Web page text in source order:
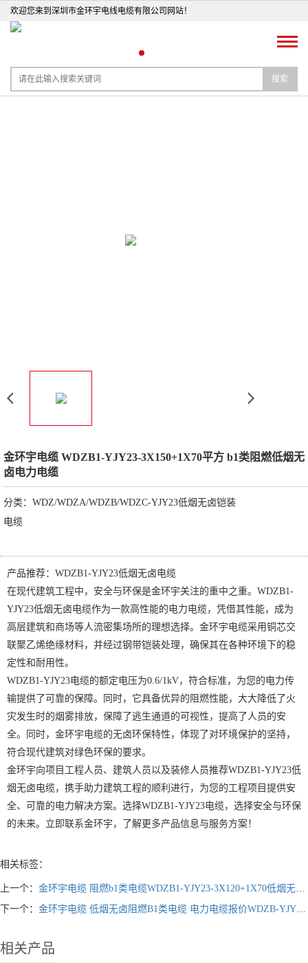
欢迎您来到深圳市金环宇电线电缆有限公司网站！
搜索
金环宇电缆 WDZB1-YJY23-3X150+1X70平方 b1类阻燃低烟无
卤电力电缆
分类：WDZ/WDZA/WDZB/WDZC-YJY23低烟无卤铠装
电缆
产品推荐：WDZB1-YJY23低烟无卤电缆
在现代建筑工程中，安全与环保是金环宇关注的重中之重。WDZB1-
YJY23低烟无卤电缆作为一款高性能的电力电缆，凭借其性能，成为
高层建筑和商场等人流密集场所的理想选择。金环宇电缆采用铜芯交
联聚乙烯绝缘材料，并经过钢带铠装处理，确保其在各种环境下的稳
定性和耐用性。
WDZB1-YJY23电缆的额定电压为0.6/1kV，符合标准，为您的电力传
输提供了可靠的保障。同时，它具备优异的阻燃性能，大大降低了火
灾发生时的烟雾排放，保障了逃生通道的可视性，提高了人员的安
全。同时，金环宇电缆的无卤环保特性，体现了对环境保护的坚持，
符合现代建筑对绿色环保的要求。
金环宇向项目工程人员、建筑人员以及装修人员推荐WDZB1-YJY23低
烟无卤电缆，携手助力建筑工程的顺利进行，为您的工程项目提供安
全、可靠的电力解决方案。选择WDZB1-YJY23电缆，选择安全与环保
的未来。立即联系金环宇，了解更多产品信息与服务方案！
相关标签：
上一个： 金环宇电缆 阻燃b1类电缆WDZB1-YJY23-3X120+1X70低烟无卤铠装电缆
下一个： 金环宇电缆 低烟无卤阻燃B1类电缆 电力电缆报价WDZB-YJY23-3X185+1X95
相关产品